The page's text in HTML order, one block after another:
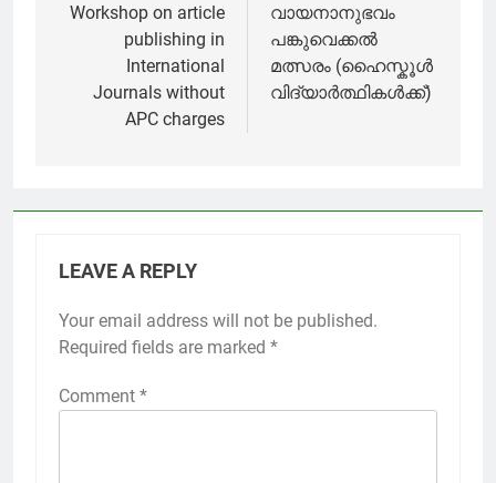
navigation
Workshop on article
publishing in
International
Journals without
APC charges
വായനാനുഭവം
പങ്കുവെക്കൽ
മത്സരം (ഹൈസ്കൂൾ
വിദ്യാർത്ഥികൾക്ക്)
LEAVE A REPLY
Your email address will not be published.
Required fields are marked *
Comment *